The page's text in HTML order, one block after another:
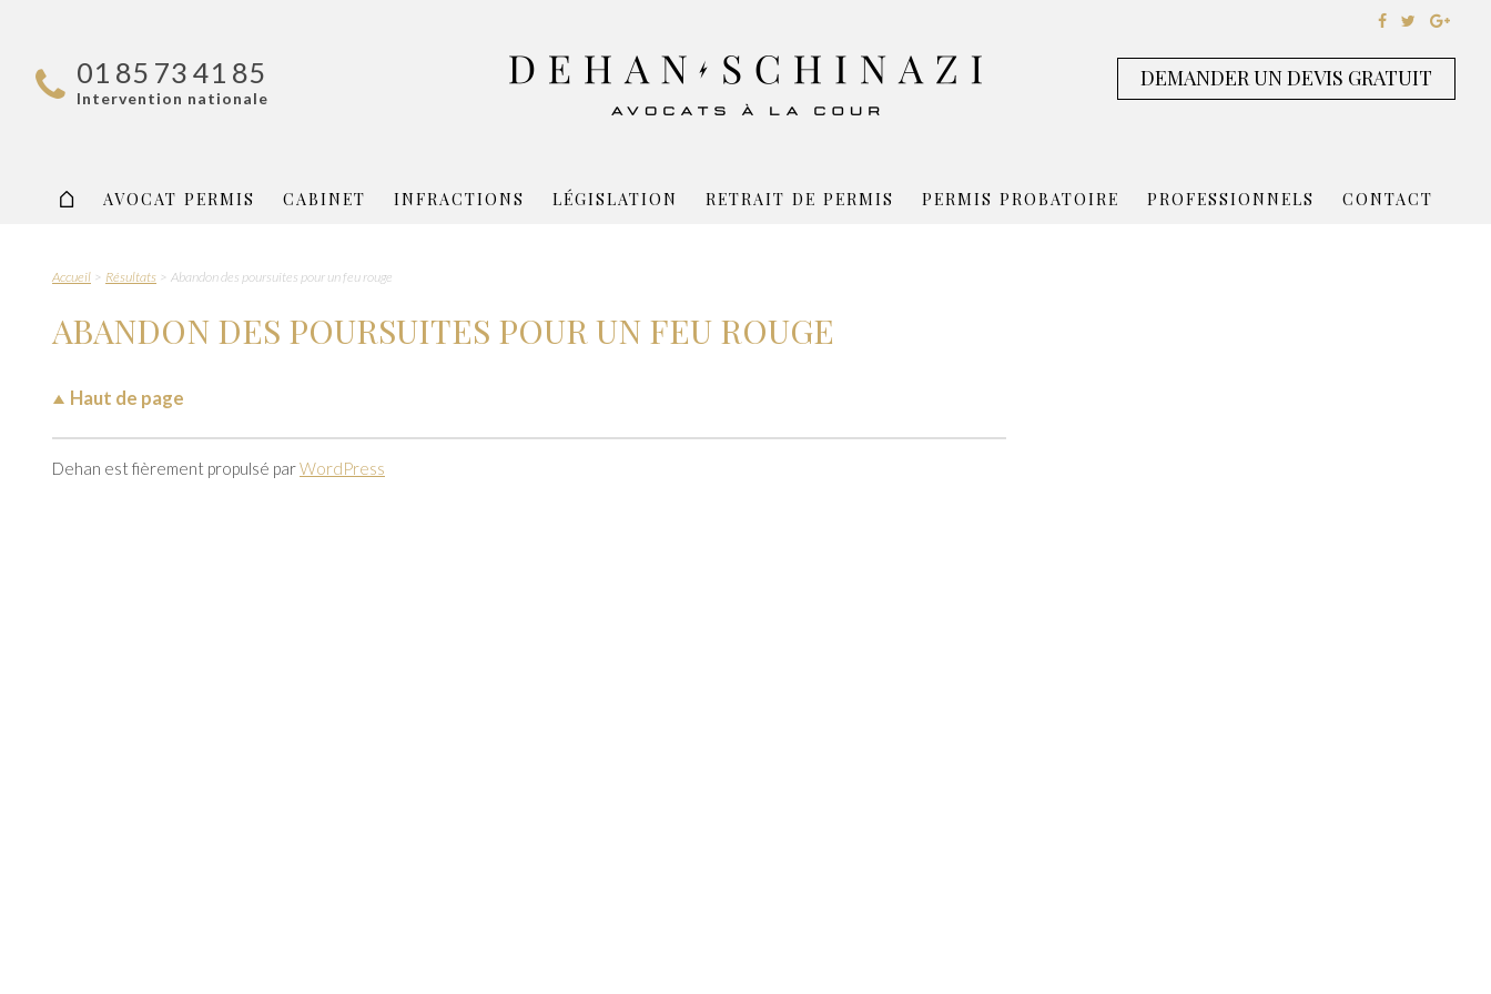
01 85 73 41 85
Intervention nationale
DEMANDER UN DEVIS GRATUIT
AVOCAT PERMIS CABINET INFRACTIONS LÉGISLATION RETRAIT DE PERMIS PERMIS PROBATOIRE PROFESSIONNELS CONTACT
Accueil Résultats Abandon des poursuites pour un feu rouge
ABANDON DES POURSUITES POUR UN FEU ROUGE
Haut de page
Dehan est fièrement propulsé parWordPress